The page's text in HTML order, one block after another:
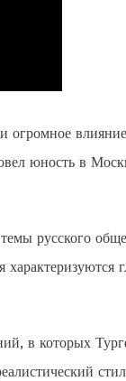
огромное
юность в
русского
в которых